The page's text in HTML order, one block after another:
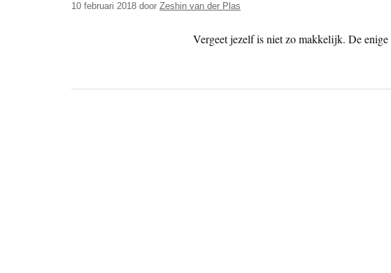
10 februari 2018 door Zeshin van der Plas
Vergeet jezelf is niet zo makkelijk. De enige